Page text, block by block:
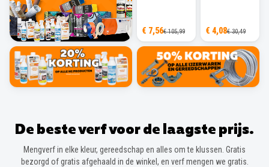
€ 7,56€ 105,99 € 4,08€ 30,49
De beste verf voor de laagste prijs.
Mengverf in elke kleur, gereedschap en alles om te klussen. Gratis
bezorgd of gratis afgehaald in de winkel, en verf mengen we gratis.